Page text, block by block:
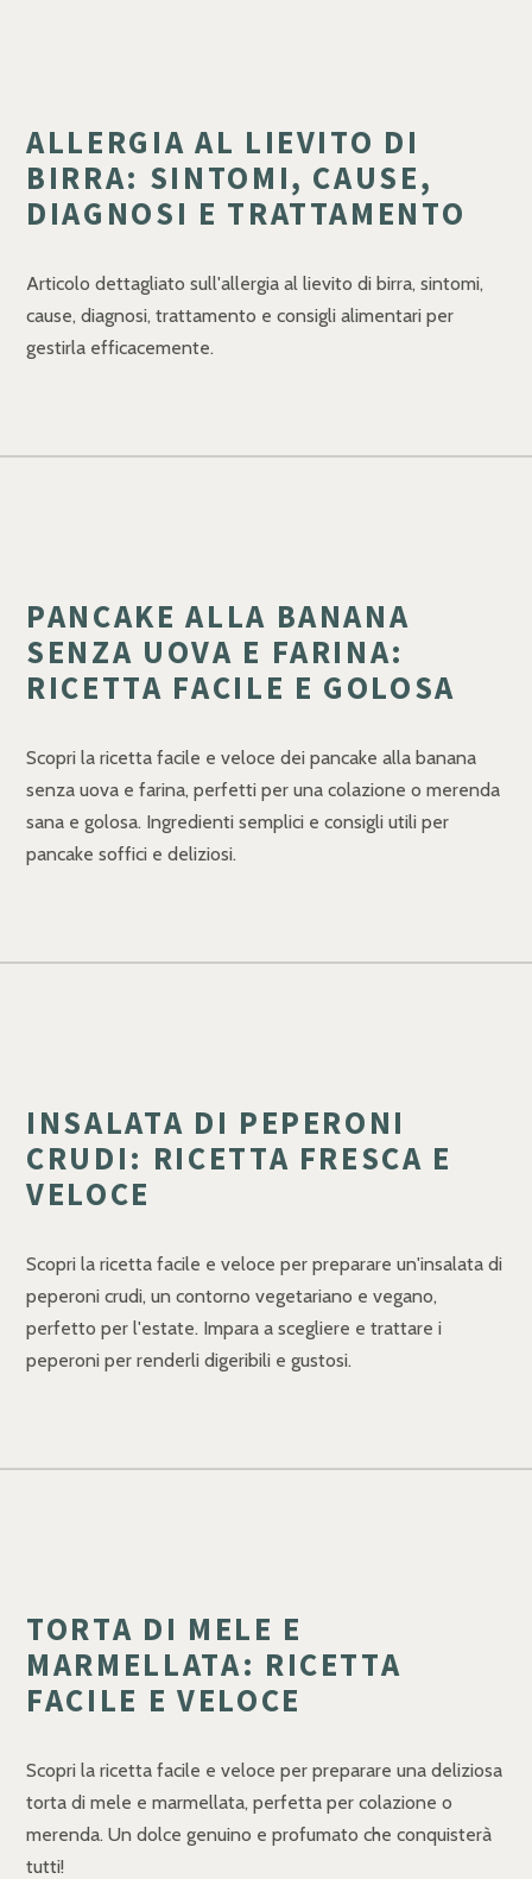
ALLERGIA AL LIEVITO DI
BIRRA: SINTOMI, CAUSE,
DIAGNOSI E TRATTAMENTO
Articolo dettagliato sull'allergia al lievito di birra, sintomi,
cause, diagnosi, trattamento e consigli alimentari per
gestirla efficacemente.
PANCAKE ALLA BANANA
SENZA UOVA E FARINA:
RICETTA FACILE E GOLOSA
Scopri la ricetta facile e veloce dei pancake alla banana
senza uova e farina, perfetti per una colazione o merenda
sana e golosa. Ingredienti semplici e consigli utili per
pancake soffici e deliziosi.
INSALATA DI PEPERONI
CRUDI: RICETTA FRESCA E
VELOCE
Scopri la ricetta facile e veloce per preparare un'insalata di
peperoni crudi, un contorno vegetariano e vegano,
perfetto per l'estate. Impara a scegliere e trattare i
peperoni per renderli digeribili e gustosi.
TORTA DI MELE E
MARMELLATA: RICETTA
FACILE E VELOCE
Scopri la ricetta facile e veloce per preparare una deliziosa
torta di mele e marmellata, perfetta per colazione o
merenda. Un dolce genuino e profumato che conquisterà
tutti!